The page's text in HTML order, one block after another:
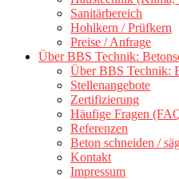
Sanitärbereich
Hohlkern / Prüfkern
Preise / Anfrage
Über BBS Technik:
Über BBS Technik:
Stellenangebote
Zertifizierung
Häufige Fragen
Referenzen
Beton schneiden /
Kontakt
Impressum